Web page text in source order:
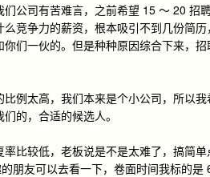
公司有苦难言，之前希望 15 ～ 20 招
竞争力的薪资，根本吸引不到几份简
们一伙的。但是种种原因综合下来，
例太高，我们本来是个小公司，所以
的，合适的候选人。
比较低，老板说是不是太难了，搞简
朋友可以去看一下，卷面时间我标的是